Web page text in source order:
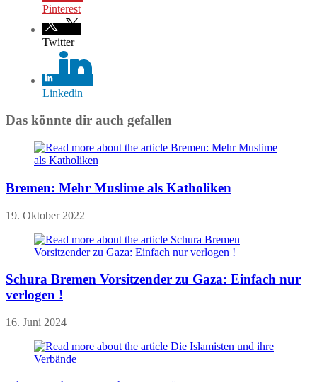
Pinterest
Twitter
Linkedin
Das könnte dir auch gefallen
Bremen: Mehr Muslime als Katholiken
19. Oktober 2022
Schura Bremen Vorsitzender zu Gaza: Einfach nur
verlogen !
16. Juni 2024